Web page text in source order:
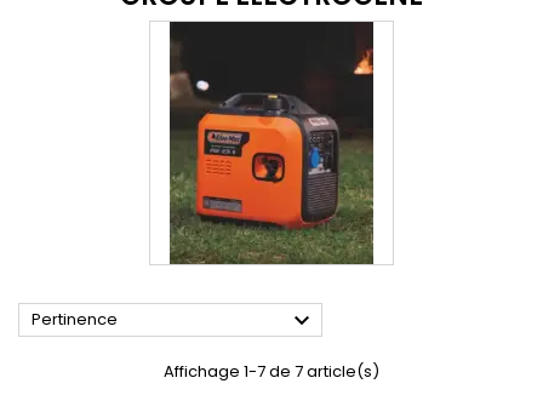
Pertinence 
Affichage 1-7 de 7 article(s)